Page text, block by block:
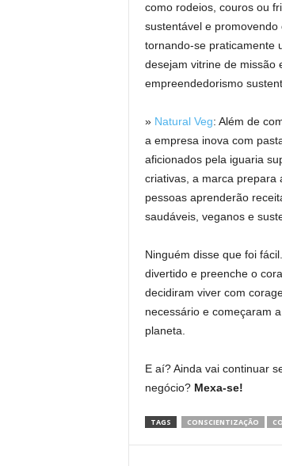
como rodeios, couros ou
sustentável e
tornando-se praticamente
desejam vitrine de missão
empreendedorismo
» Natural Veg: Além de
a empresa inova com
aficionados pela iguaria
criativas, a marca prepara
pessoas aprenderão
saudáveis, veganos e
Ninguém disse que foi
divertido e preenche o
decidiram viver com
necessário e começaram
planeta.
E aí? Ainda vai continuar
negócio? Mexa-se!
TAGS CONSCIENTIZAÇÃO